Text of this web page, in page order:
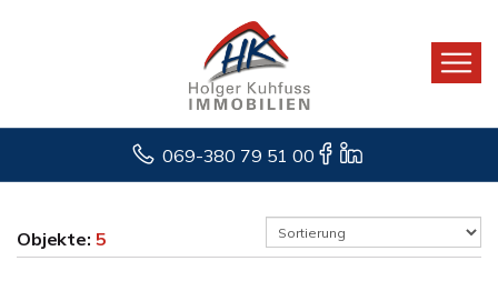
069-380 79 51 00
Objekte: 5